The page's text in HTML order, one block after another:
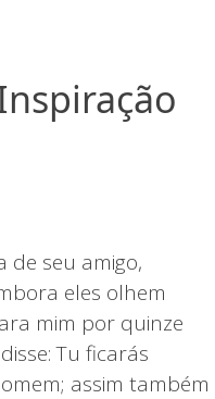
de seu amigo,
eles olhem
mim por quinze
Tu ficarás
assim também